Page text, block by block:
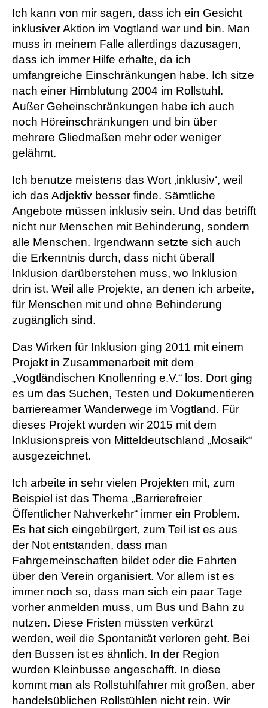
Ich kann von mir sagen, dass ich ein Gesicht
inklusiver Aktion im Vogtland war und bin. Man
muss in meinem Falle allerdings dazusagen,
dass ich immer Hilfe erhalte, da ich
umfangreiche Einschränkungen habe. Ich sitze
nach einer Hirnblutung 2004 im Rollstuhl.
Außer Geheinschränkungen habe ich auch
noch Höreinschränkungen und bin über
mehrere Gliedmaßen mehr oder weniger
gelähmt.
Ich benutze meistens das Wort ‚inklusiv‘, weil
ich das Adjektiv besser finde. Sämtliche
Angebote müssen inklusiv sein. Und das betrifft
nicht nur Menschen mit Behinderung, sondern
alle Menschen. Irgendwann setzte sich auch
die Erkenntnis durch, dass nicht überall
Inklusion darüberstehen muss, wo Inklusion
drin ist. Weil alle Projekte, an denen ich arbeite,
für Menschen mit und ohne Behinderung
zugänglich sind.
Das Wirken für Inklusion ging 2011 mit einem
Projekt in Zusammenarbeit mit dem
„Vogtländischen Knollenring e.V.“ los. Dort ging
es um das Suchen, Testen und Dokumentieren
barrierearmer Wanderwege im Vogtland. Für
dieses Projekt wurden wir 2015 mit dem
Inklusionspreis von Mitteldeutschland „Mosaik“
ausgezeichnet.
Ich arbeite in sehr vielen Projekten mit, zum
Beispiel ist das Thema „Barrierefreier
Öffentlicher Nahverkehr“ immer ein Problem.
Es hat sich eingebürgert, zum Teil ist es aus
der Not entstanden, dass man
Fahrgemeinschaften bildet oder die Fahrten
über den Verein organisiert. Vor allem ist es
immer noch so, dass man sich ein paar Tage
vorher anmelden muss, um Bus und Bahn zu
nutzen. Diese Fristen müssten verkürzt
werden, weil die Spontanität verloren geht. Bei
den Bussen ist es ähnlich. In der Region
wurden Kleinbusse angeschafft. In diese
kommt man als Rollstuhlfahrer mit großen, aber
handelsüblichen Rollstühlen nicht rein. Wir